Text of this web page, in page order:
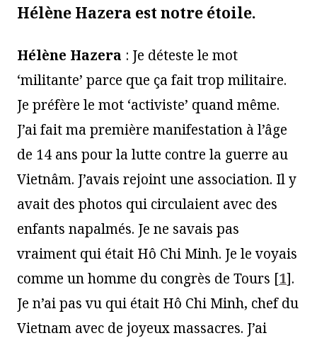
Hélène Hazera est notre étoile.
Hélène Hazera : Je déteste le mot
‘militante’ parce que ça fait trop militaire.
Je préfère le mot ‘activiste’ quand même.
J’ai fait ma première manifestation à l’âge
de 14 ans pour la lutte contre la guerre au
Vietnâm. J’avais rejoint une association. Il y
avait des photos qui circulaient avec des
enfants napalmés. Je ne savais pas
vraiment qui était Hô Chi Minh. Je le voyais
comme un homme du congrès de Tours [1].
Je n’ai pas vu qui était Hô Chi Minh, chef du
Vietnam avec de joyeux massacres. J’ai